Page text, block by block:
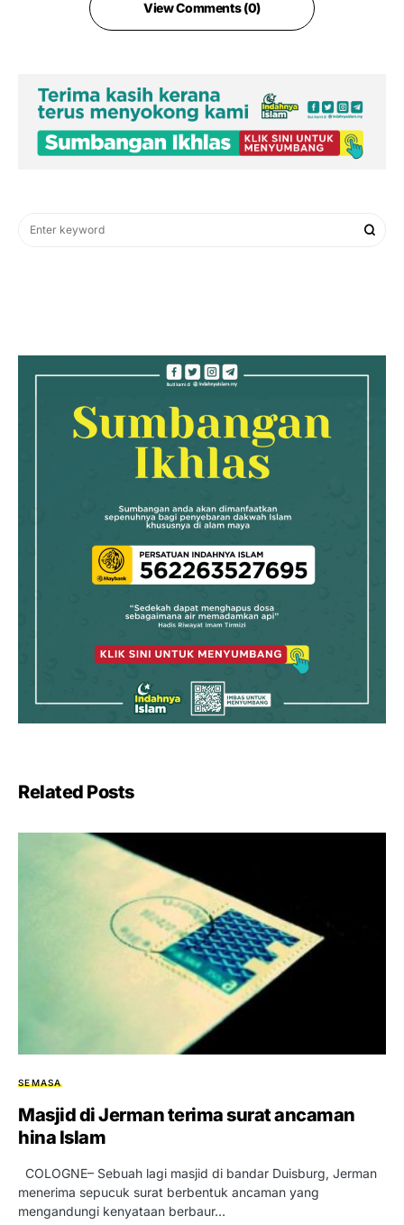
View Comments (0)
Related Posts
SEMASA
Masjid di Jerman terima surat ancaman
hina Islam
COLOGNE– Sebuah lagi masjid di bandar Duisburg, Jerman
menerima sepucuk surat berbentuk ancaman yang
mengandungi kenyataan berbaur…